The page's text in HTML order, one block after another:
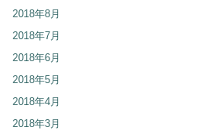
2018年8月
2018年7月
2018年6月
2018年5月
2018年4月
2018年3月